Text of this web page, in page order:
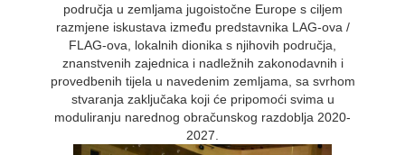
područja u zemljama jugoistočne Europe s ciljem
razmjene iskustava između predstavnika LAG-ova /
FLAG-ova, lokalnih dionika s njihovih područja,
znanstvenih zajednica i nadležnih zakonodavnih i
provedbenih tijela u navedenim zemljama, sa svrhom
stvaranja zaključaka koji će pripomoći svima u
moduliranju narednog obračunskog razdoblja 2020-
2027.